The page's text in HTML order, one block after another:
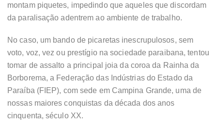
montam piquetes, impedindo que aqueles que discordam
da paralisação adentrem ao ambiente de trabalho.
No caso, um bando de picaretas inescrupulosos, sem
voto, voz, vez ou prestígio na sociedade paraibana, tentou
tomar de assalto a principal joia da coroa da Rainha da
Borborema, a Federação das Indústrias do Estado da
Paraíba (FIEP), com sede em Campina Grande, uma de
nossas maiores conquistas da década dos anos
cinquenta, século XX.